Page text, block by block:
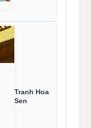
Tranh Hoa
Sen